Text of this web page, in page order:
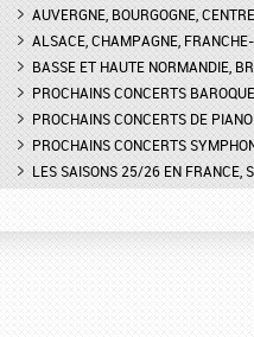
AUVERGNE, BOURGOGNE, CENTRE
ALSACE, CHAMPAGNE,
BASSE ET HAUTE NORMANDIE,
PROCHAINS CONCERTS
PROCHAINS CONCERTS DE PIANO
PROCHAINS CONCERTS
LES SAISONS 25/26 EN FRANCE,